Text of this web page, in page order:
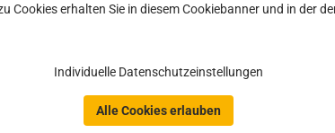
Cookies erhalten Sie in diesem Cookiebanner und in der
Individuelle Datenschutzeinstellungen
Alle Cookies erlauben
Widerstandsfähigkeit.
ermöglichen flexibles Kochen mit
Prozesse einfach unterbrechen.
dann verschieben und fertig garen – ohne